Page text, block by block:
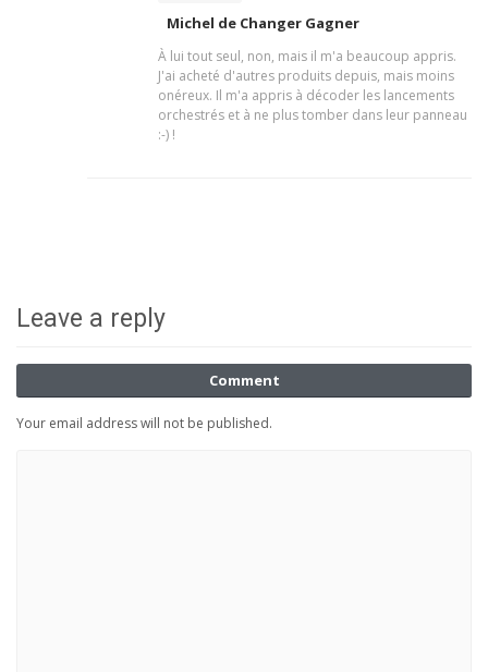
Michel de Changer Gagner
À lui tout seul, non, mais il m'a beaucoup appris.
J'ai acheté d'autres produits depuis, mais moins
onéreux. Il m'a appris à décoder les lancements
orchestrés et à ne plus tomber dans leur panneau
:-) !
Leave a reply
Comment
Your email address will not be published.